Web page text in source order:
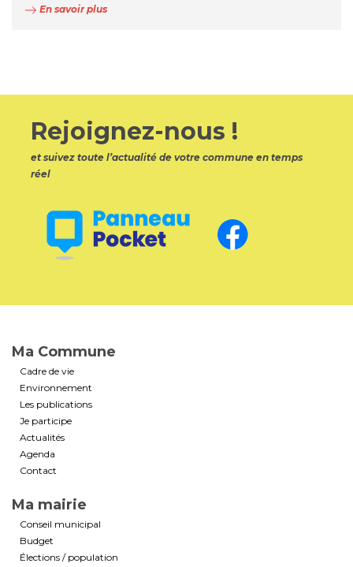
En savoir plus
Rejoignez-nous !
et suivez toute l’actualité de votre commune en temps
réel
Ma Commune
Cadre de vie
Environnement
Les publications
Je participe
Actualités
Agenda
Contact
Ma mairie
Conseil municipal
Budget
Élections / population